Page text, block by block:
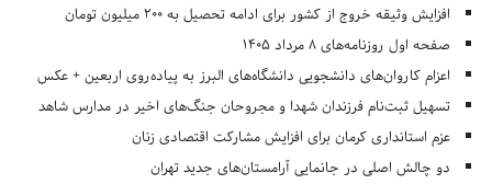
افزایش وثیقه خروج از کشور برای ادامه تحصیل به ۲۰۰ میلیون تومان
صفحه اول روزنامه‌های 8 مرداد 1405
اعزام کاروان‌های دانشجویی دانشگاه‌های البرز به پیاده‌روی اربعین + عکس
تسهیل ثبت‌نام فرزندان شهدا و مجروحان جنگ‌های اخیر در مدارس شاهد
عزم استانداری کرمان برای افزایش مشارکت اقتصادی زنان
دو چالش اصلی در جانمایی آرامستان‌های جدید تهران